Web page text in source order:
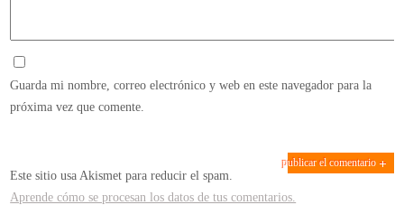
Guarda mi nombre, correo electrónico y web en este navegador para la
próxima vez que comente.
Este sitio usa Akismet para reducir el spam.
Aprende cómo se procesan los datos de tus comentarios.